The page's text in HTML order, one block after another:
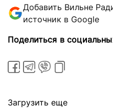
Добавить Вильне
источник в Google
Поделиться в
Загрузить еще